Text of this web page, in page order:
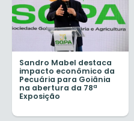
Sandro Mabel destaca
impacto econômico da
Pecuária para Goiânia
na abertura da 78ª
Exposição